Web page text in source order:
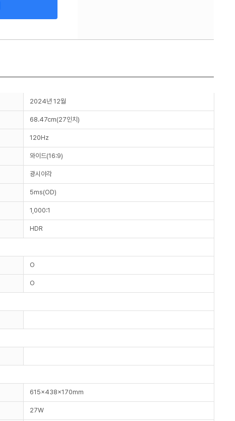
2024년 12월
68.47cm(27인치)
120Hz
와이드(16:9)
광시야각
5ms(OD)
1,000:1
HDR
O
O
615x438x170mm
27W